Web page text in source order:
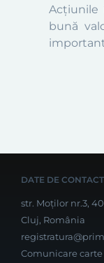
bună
DATE DE CONTACT
str. Moților nr.3,
Cluj, România
Comunicare